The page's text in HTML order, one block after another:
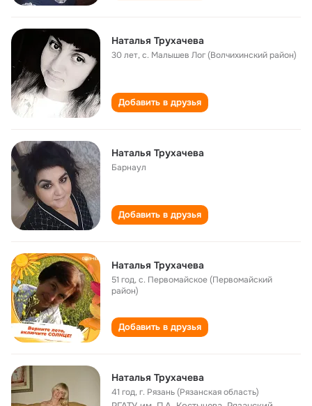
Наталья Трухачева
30 лет,с. Малышев Лог (Волчихинский район)
Добавить в друзья
Наталья Трухачева
Барнаул
Добавить в друзья
Наталья Трухачева
51 год,с. Первомайское (Первомайский
район)
Добавить в друзья
Наталья Трухачева
41 год,г. Рязань (Рязанская область)